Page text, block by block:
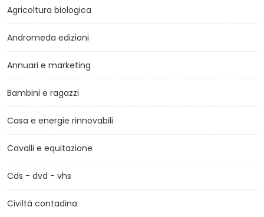
Agricoltura biologica
Andromeda edizioni
Annuari e marketing
Bambini e ragazzi
Casa e energie rinnovabili
Cavalli e equitazione
Cds - dvd - vhs
Civiltà contadina